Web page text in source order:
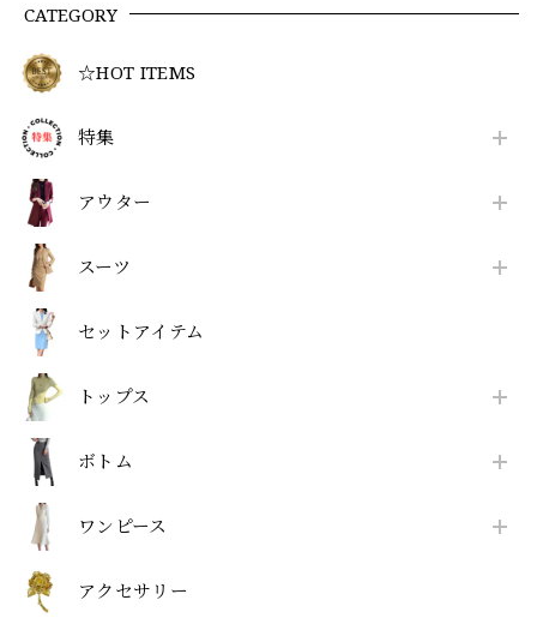
CATEGORY
☆HOT ITEMS
特集
アウター
スーツ
セットアイテム
トップス
ボトム
ワンピース
アクセサリー